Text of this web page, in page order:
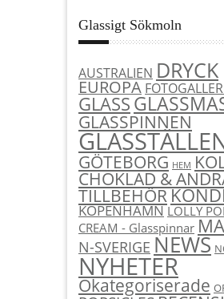
Glassigt Sökmoln
AUSTRALIEN DRYCK
EUROPA
GLASS
GLASSPINNEN
GÖTEBORG HEM
CHOKLAD &
TILLBEHÖR
KÖPENHAMN LOLLY
CREAM - Glasspinnar
N-SVERIGE NEWS
NYHETER
Okategoriserade